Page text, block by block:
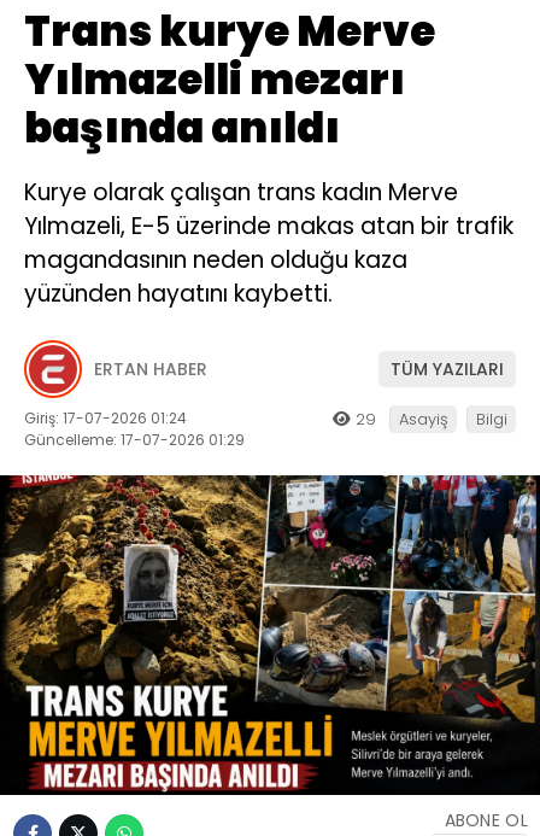
Trans kurye Merve
Yılmazelli mezarı
başında anıldı
Kurye olarak çalışan trans kadın Merve
Yılmazeli, E-5 üzerinde makas atan bir trafik
magandasının neden olduğu kaza
yüzünden hayatını kaybetti.
ERTAN HABER TÜM YAZILARI
Giriş: 17-07-2026 01:24
Güncelleme: 17-07-2026 01:29
29 Asayiş Bilgi
ABONE OL